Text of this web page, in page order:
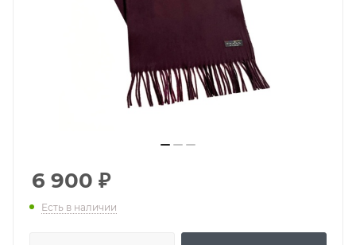
6 900 ₽
Есть в наличии